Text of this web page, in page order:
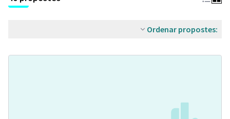
Ordenar propostes: